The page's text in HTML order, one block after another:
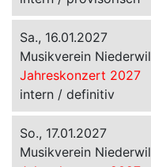
Sa., 16.01.2027
Musikverein Niederwil
Jahreskonzert 2027
intern / definitiv
So., 17.01.2027
Musikverein Niederwil